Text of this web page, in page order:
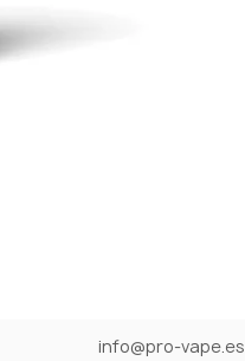
info@pro-vape.es